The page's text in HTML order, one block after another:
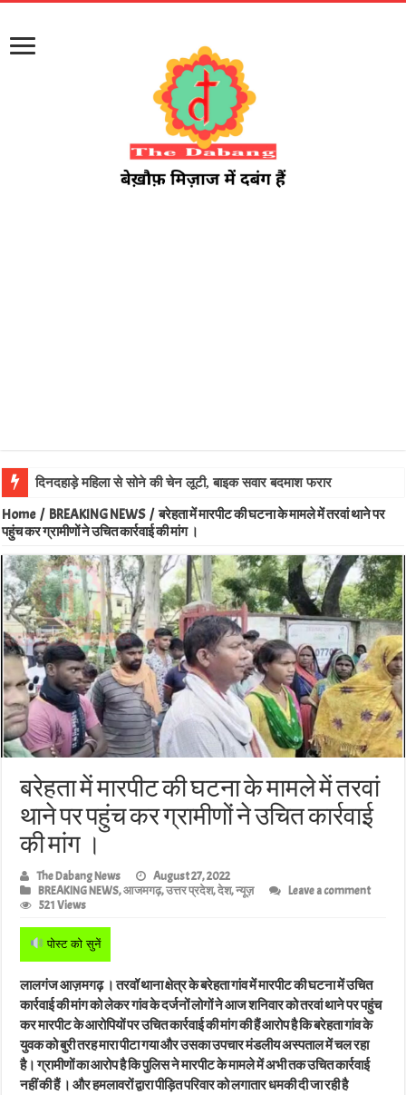
दिनदहाड़े महिला से सोने की चेन लूटी, बाइक सवार बदमाश फरार
Home / BREAKING NEWS / बरेहता में मारपीट की घटना के मामले में तरवां थाने पर
पहुंच कर ग्रामीणों ने उचित कार्रवाई की मांग ।
बरेहता में मारपीट की घटना के मामले में तरवां
थाने पर पहुंच कर ग्रामीणों ने उचित कार्रवाई
की मांग ।
The Dabang News
August 27, 2022
BREAKING NEWS,आजमगढ़,उत्तर प्रदेश,देश,न्यूज़
Leave a comment
521 Views
पोस्ट को सुनें
लालगंज आज़मगढ़ । तरवॉ थाना क्षेत्र के बरेहता गांव में मारपीट की घटना में उचित
कार्रवाई की मांग को लेकर गांव के दर्जनों लोगों ने आज शनिवार को तरवां थाने पर पहुंच
कर मारपीट के आरोपियों पर उचित कार्रवाई की मांग की हैं आरोप है कि बरेहता गांव के
युवक को बुरी तरह मारा पीटा गया और उसका उपचार मंडलीय अस्पताल में चल रहा
है। ग्रामीणों का आरोप है कि पुलिस ने मारपीट के मामले में अभी तक उचित कार्रवाई
नहीं की हैं । और हमलावरों द्वारा पीड़ित परिवार को लगातार धमकी दी जा रही है